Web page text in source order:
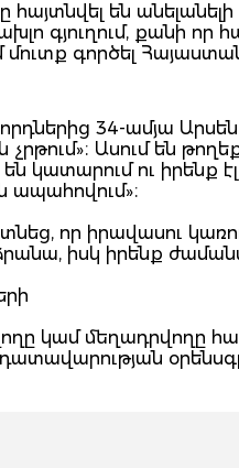
են անելանելի
գյուղում, քանի
գործել
34-ամյա
չրթում»։ Ասում են
կատարում ու իրենք
ապահովում»։
որ իրավասու
իսկ իրենք
կամ մեղադրվողը